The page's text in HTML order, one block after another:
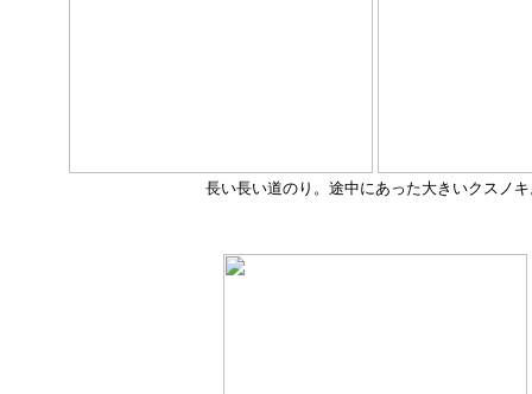
長い長い道のり。途中にあった大きいクスノ